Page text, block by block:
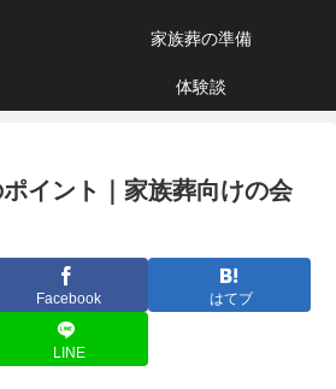
家族葬の準備
体験談
イント｜家族葬向けの会
Facebook はてブ
LINE